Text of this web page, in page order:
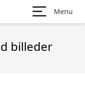
Menu
billeder